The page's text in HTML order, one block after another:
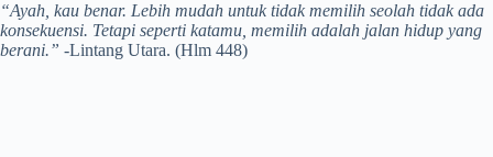
“Ayah, kau benar. Lebih mudah untuk tidak memilih seolah tidak ada
konsekuensi. Tetapi seperti katamu, memilih adalah jalan hidup yang
berani.” -Lintang Utara. (Hlm 448)